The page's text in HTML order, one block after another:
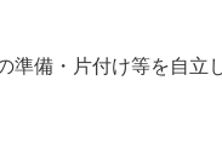
準備・片付け等を自立